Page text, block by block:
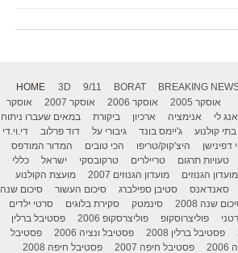
HOME 3D 9/11 BORAT BREAKING
אוסקר 2005 אוסקר 2006 אוסקר 2007
אוסקר
אנג לי אנימציה ארכיון ביקורת
במאים שעברו ניתוח
בתי קולנוע ג'יימס בונד גיבורי על דוד פרלוב
די.וי.די
דפינישן היצ'קוק/טריפו הכי טובים
המדור המודפס
טעויות תרגום טריילרים טרקובסקי ישראל
כללי
מועדון הגנוזים מועדון הגנוזים 2007
מועצת הקולנוע
סאנדאנס סטיבן ספילברג סיכום העשור
סיכום שנה
שנה 2008 סינמטק סקירת בלוגים
סרטי ילדים
פוליצרוסקופ פוליצרסקופ 2006
פסטיבל ברלין
פסטיבל ברלין 2008 פסטיבל ונציה 2006
פסטיבל
פסטיבל חיפה 2007 פסטיבל חיפה 2008